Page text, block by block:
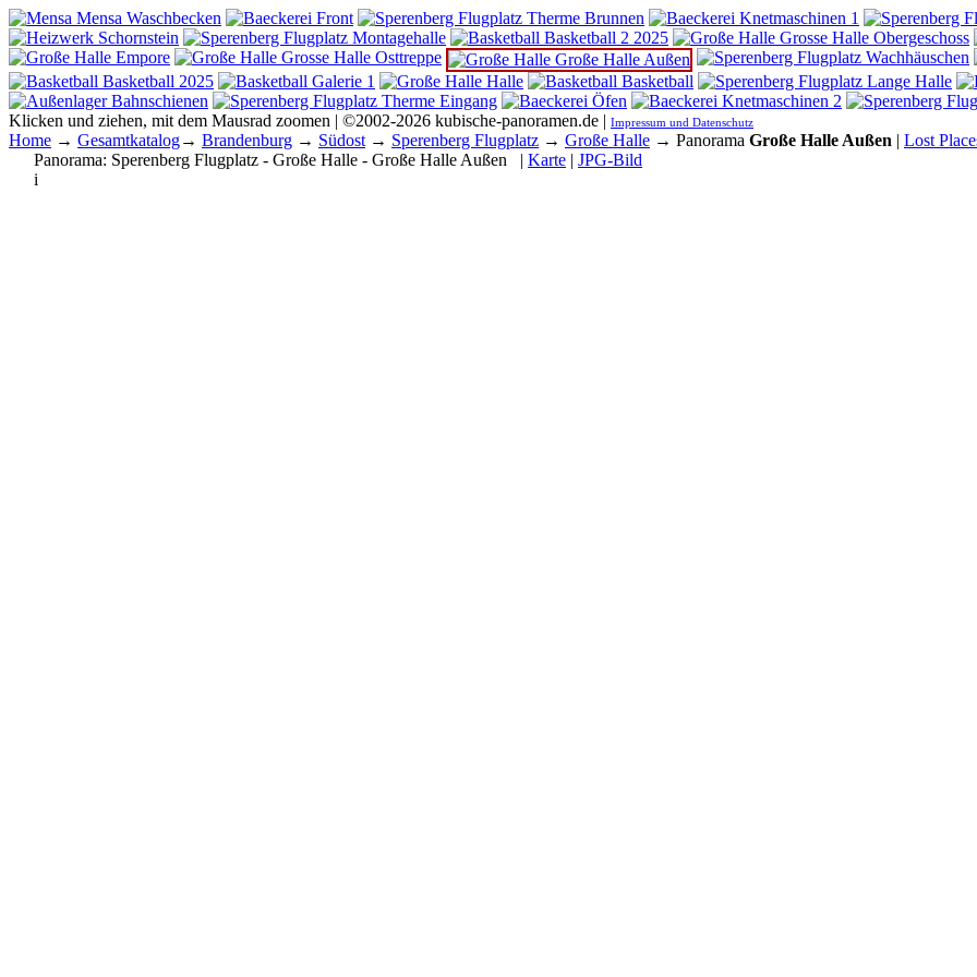
Klicken und ziehen, mit dem Mausrad zoomen | ©2002-2026 kubische-panoramen.de | Impressum und Datenschutz
Home → Gesamtkatalog→ Brandenburg → Südost → Sperenberg Flugplatz → Große Halle → Panorama Große Halle Außen | Lost
Panorama: Sperenberg Flugplatz - Große Halle - Große Halle Außen | Karte | JPG-Bild
i